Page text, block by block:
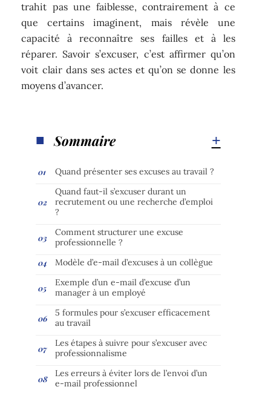
trahit pas une faiblesse, contrairement à ce
que certains imaginent, mais révèle une
capacité à reconnaître ses failles et à les
réparer. Savoir s’excuser, c’est affirmer qu’on
voit clair dans ses actes et qu’on se donne les
moyens d’avancer.
Sommaire
Quand présenter ses excuses au travail ?
Quand faut-il s’excuser durant un
recrutement ou une recherche d’emploi
?
Comment structurer une excuse
professionnelle ?
Modèle d’e-mail d’excuses à un collègue
Exemple d’un e-mail d’excuse d’un
manager à un employé
5 formules pour s’excuser efficacement
au travail
Les étapes à suivre pour s’excuser avec
professionnalisme
Les erreurs à éviter lors de l’envoi d’un
e-mail professionnel